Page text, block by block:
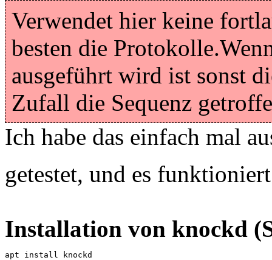
Verwendet hier keine
besten die
ausgeführt wird ist sonst
Zufall die Sequenz
Ich habe das einfach mal
getestet, und es
Installation von knockd
apt install knockd